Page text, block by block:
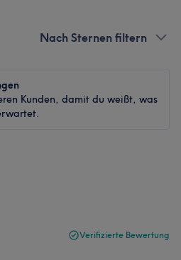
Nach Sternen filtern
Kunden, damit du weißt, was
Verifizierte Bewertung